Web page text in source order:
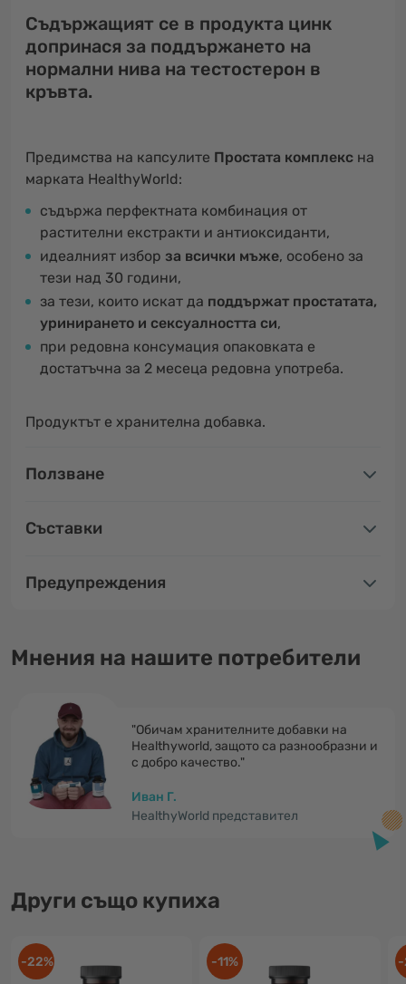
Съдържащият се в продукта цинк
допринася за поддържането на
нормални нива на тестостерон в
кръвта.
Предимства на капсулите Простата комплекс на
марката HealthyWorld:
съдържа перфектната комбинация от
растителни екстракти и антиоксиданти,
идеалният избор за всички мъже, особено за
тези над 30 години,
за тези, които искат да поддържат простатата,
уринирането и сексуалността си,
при редовна консумация опаковката е
достатъчна за 2 месеца редовна употреба.
Продуктът е хранителна добавка.
Ползване
Съставки
Предупреждения
Мнения на нашите потребители
"Обичам хранителните добавки на
Healthyworld, защото са разнообразни и
с добро качество."
Иван Г.
HealthyWorld представител
Други също купиха
-22% -11% -